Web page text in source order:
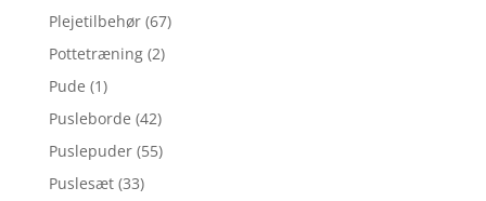
Plejetilbehør (67)
Pottetræning (2)
Pude (1)
Pusleborde (42)
Puslepuder (55)
Puslesæt (33)